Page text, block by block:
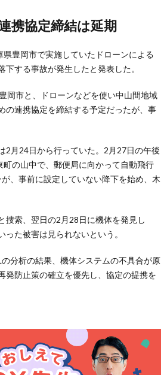
連携協定締結は延期
豊岡市で実施していたドローンによる
する事故が発生したと発表した。
岡市と、ドローンなどを使い中山間地域
の連携協定を締結する予定だったが、事
2月24日から行っていた。2月27日の午後
の山中で、郵便局に向かって自動飛行
、事前に設定していない降下を始め、木
捜索、翌日の2月28日に機体を発見し
った被害は見られないという。
分析の結果、機体システムの不具合が原
発防止策の確立を優先し、協定の提携を